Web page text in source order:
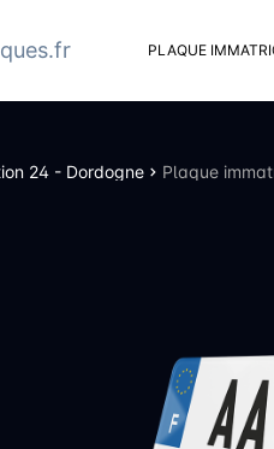
PLAQUE
24 - Dordogne Plaque